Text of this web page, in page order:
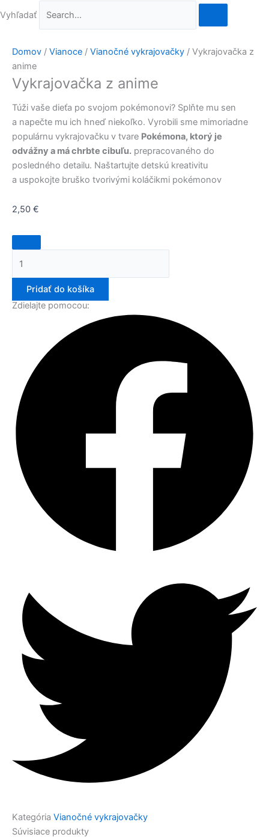
Vyhľadať
Domov / Vianoce / Vianočné vykrajovačky / Vykrajovačka z
anime
Vykrajovačka z anime
Túži vaše dieťa po svojom pokémonovi? Splňte mu sen
a napečte mu ich hneď niekoľko. Vyrobili sme mimoriadne
populárnu vykrajovačku v tvare Pokémona, ktorý je
odvážny a má chrbte cibuľu. prepracovaného do
posledného detailu. Naštartujte detskú kreativitu
a uspokojte bruško tvorivými koláčikmi pokémonov
2,50 €
Pridať do košíka
Zdielajte pomocou:
Kategória Vianočné vykrajovačky
Súvisiace produkty